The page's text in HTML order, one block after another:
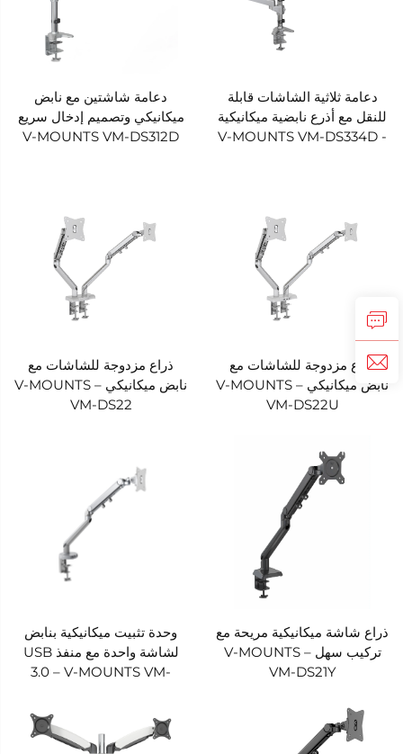
دعامة ثلاثية الشاشات قابلة
للنقل مع أذرع نابضية ميكانيكية
- V-MOUNTS VM-DS334D
دعامة شاشتين مع نابض
ميكانيكي وتصميم إدخال سريع
V-MOUNTS VM-DS312D
ذراع مزدوجة للشاشات مع
نابض ميكانيكي – V-MOUNTS
VM-DS22U
ذراع مزدوجة للشاشات مع
نابض ميكانيكي – V-MOUNTS
VM-DS22
ذراع شاشة ميكانيكية مريحة مع
تركيب سهل – V-MOUNTS
VM-DS21Y
وحدة تثبيت ميكانيكية بنابض
لشاشة واحدة مع منفذ USB
3.0 – V-MOUNTS VM-